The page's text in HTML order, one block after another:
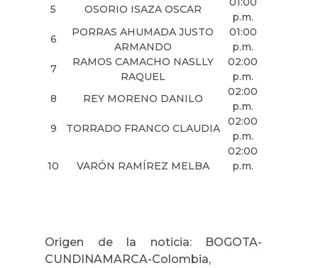
5
OSORIO ISAZA OSCAR
p.m.
6
PORRAS AHUMADA JUSTO
ARMANDO
01:00
p.m.
7
RAMOS CAMACHO NASLLY
RAQUEL
02:00
p.m.
8
REY MORENO DANILO
02:00
p.m.
9
TORRADO FRANCO CLAUDIA
02:00
p.m.
10 VARÓN RAMÍREZ MELBA
02:00
p.m.
Origen de la noticia: BOGOTA-
CUNDINAMARCA-Colombia,